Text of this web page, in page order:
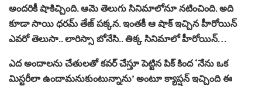
అంద‌రికీ షాకిచ్చింది. ఆమె తెలుగు సినిమాలోనూ న‌టించింది. అది
కూడా సాయి ధ‌ర‌మ్ తేజ్ ప‌క్క‌న‌. ఇంత‌కీ ఆ షాక్ ఇచ్చిన హీరోయిన్
ఎవ‌రో తెలుసా.. లారిస్సా బోనేసి.. తిక్క సినిమాలో హీరోయిన్…
ఎద అందాల‌ను చేతుల‌తో క‌వ‌ర్ చేస్తూ పెట్టిన పిక్ కింద ‘నేను ఒక
మిస్ట‌రీలా ఉందామ‌నుకుంటున్నాను’ అంటూ క్యాప్షన్ ఇచ్చింది ఈ